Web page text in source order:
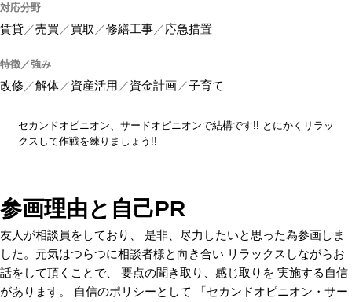
対応分野
賃貸 売買 買取 修繕工事 応急措置
特徴／強み
改修 解体 資産活用 資金計画 子育て
セカンドオピニオン、サードオピニオンで結構です!! とにかくリラッ
クスして作戦を練りましょう!!
参画理由と自己PR
友人が相談員をしており、 是非、尽力したいと思った為参画しま
した。元気はつらつに相談者様と向き合い リラックスしながらお
話をして頂くことで、 要点の聞き取り、感じ取りを 実施する自信
があります。 自信のポリシーとして 「セカンドオピニオン・サー